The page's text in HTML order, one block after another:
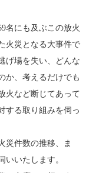
名にも及ぶこの放火
火災となる大事件で
げ場を失い、どんな
か、考えるだけでも
火など断じてあって
する取り組みを伺っ
災件数の推移、ま
いいたします。